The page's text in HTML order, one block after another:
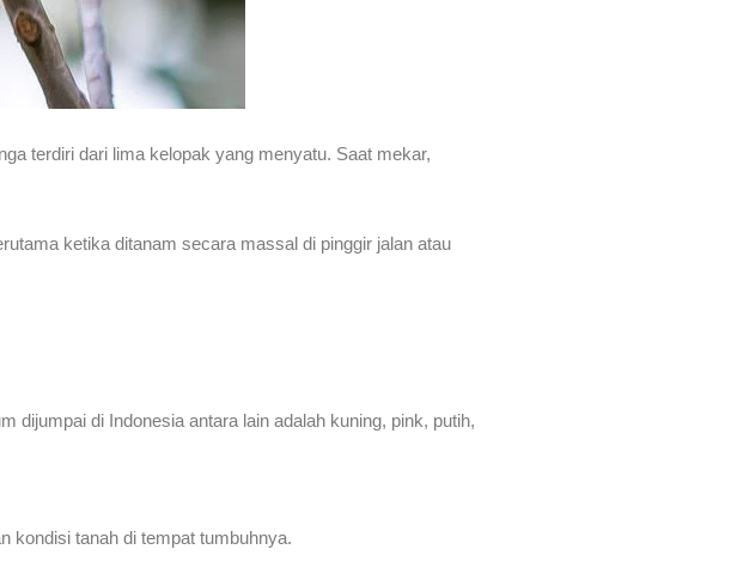
terdiri dari lima kelopak yang menyatu. Saat mekar,
ketika ditanam secara massal di pinggir jalan atau
dijumpai di Indonesia antara lain adalah kuning, pink, putih,
kondisi tanah di tempat tumbuhnya.